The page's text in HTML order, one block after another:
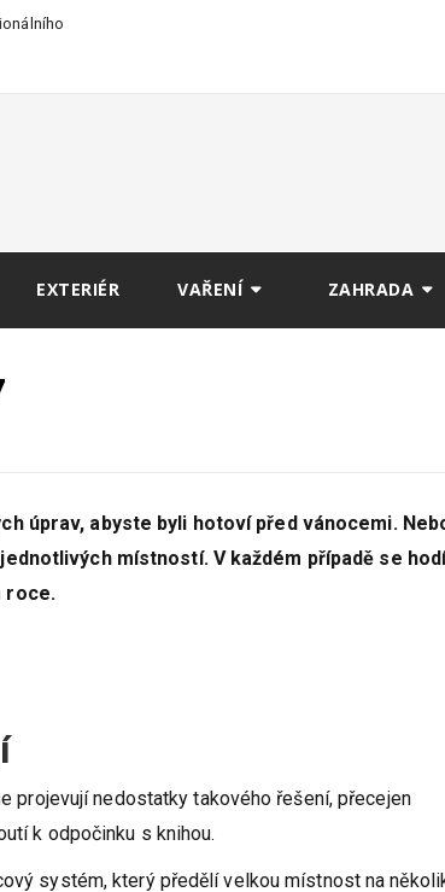
EXTERIÉR VAŘENÍ ZAHRADA
úprav, abyste byli hotoví před vánocemi.
místností. V každém případě se
roce.
projevují nedostatky takového řešení, přecejen
k odpočinku s knihou.
systém, který předělí velkou místnost na